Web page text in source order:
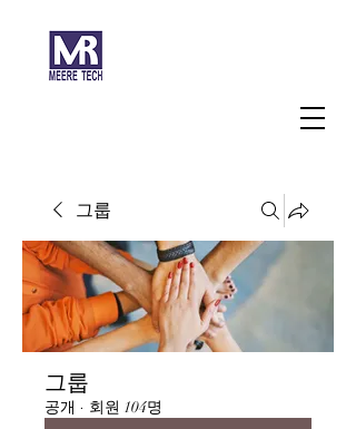
그룹
그룹
공개 · 회원 104명